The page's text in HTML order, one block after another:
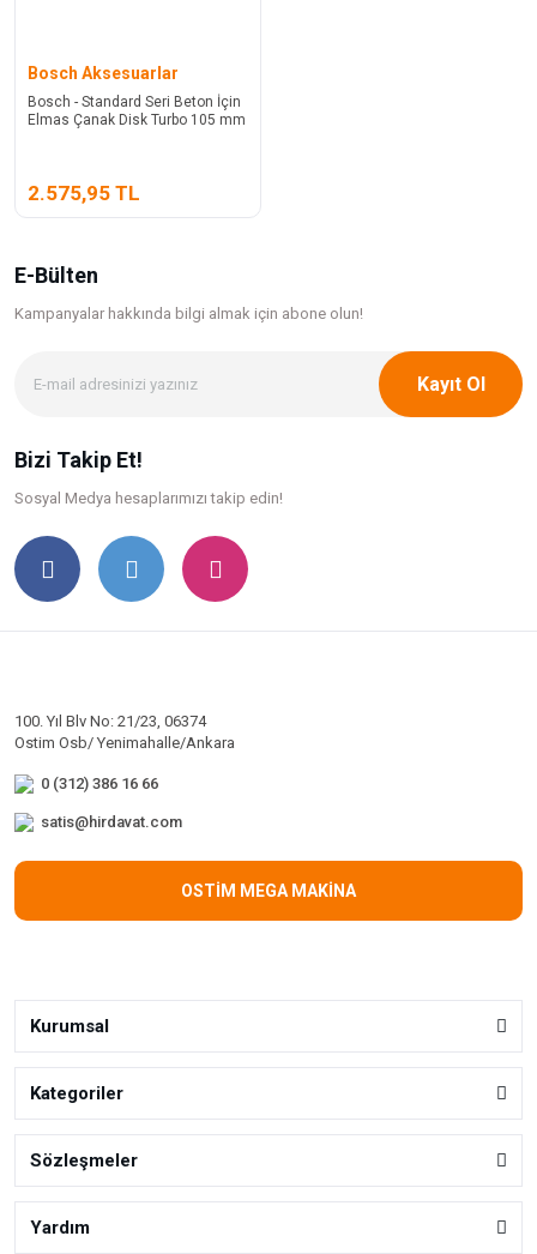
Bosch Aksesuarlar
Bosch - Standard Seri Beton İçin
Elmas Çanak Disk Turbo 105 mm
2.575,95 TL
E-Bülten
Kampanyalar hakkında bilgi almak için abone olun!
Kayıt Ol
Bizi Takip Et!
Sosyal Medya hesaplarımızı takip edin!
100. Yıl Blv No: 21/23, 06374
Ostim Osb/ Yenimahalle/Ankara
0 (312) 386 16 66
satis@hirdavat.com
OSTİM MEGA MAKİNA
Kurumsal
Kategoriler
Sözleşmeler
Yardım